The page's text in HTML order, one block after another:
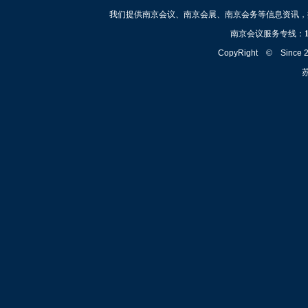
我们提供南京会议、南京会展、南京会务等信息资讯
南京会议服务专线：
CopyRight © Since